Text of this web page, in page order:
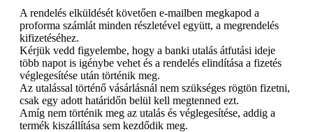
A rendelés elküldését követően e-mailben megkapod a
proforma számlát minden részletével együtt, a megrendelés
kifizetéséhez.
Kérjük vedd figyelembe, hogy a banki utalás átfutási ideje
több napot is igénybe vehet és a rendelés elindítása a fizetés
véglegesítése után történik meg.
Az utalással történő vásárlásnál nem szükséges rögtön fizetni,
csak egy adott határidőn belül kell megtenned ezt.
Amíg nem történik meg az utalás és véglegesítése, addig a
termék kiszállítása sem kezdődik meg.